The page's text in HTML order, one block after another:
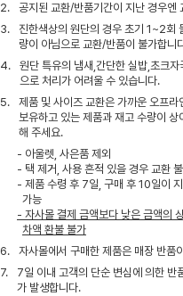
2.
공지된 교환/반품기간이 지난 경우엔
3.
진한색상의 원단의 경우 초기 1~2회
량이 아님으로 교환/반품이 불가합니
4.
원단 특유의 냄새,간단한 실밥,초크
으로 처리가 어려울 수 있습니다.
5.
제품 및 사이즈 교환은 가까운 오프
보유하고 있는 제품과 재고 수량이
해 주세요.
- 아울렛, 사은품 제외
- 택 제거, 사용 흔적 있을 경우 교환
- 제품 수령 후 7일, 구매 후 10일이
가능
- 자사몰 결제 금액보다 낮은 금액의
차액 환불 불가
6.
자사몰에서 구매한 제품은 매장 반품
7.
7일 이내 고객의 단순 변심에 의한
가 발생합니다.